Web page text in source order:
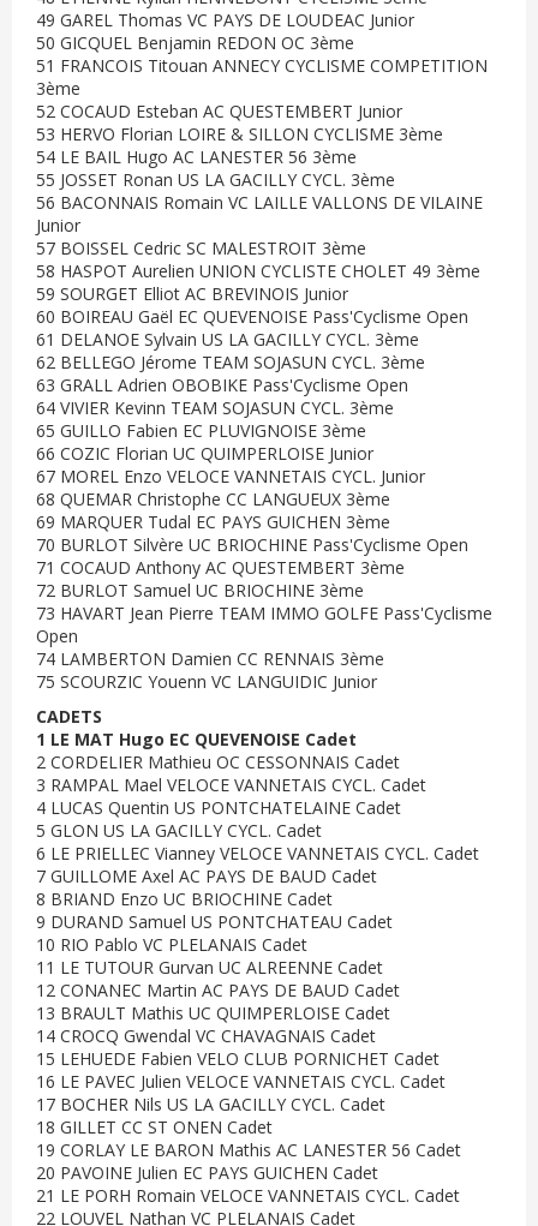
49 GAREL Thomas VC PAYS DE LOUDEAC Junior
50 GICQUEL Benjamin REDON OC 3ème
51 FRANCOIS Titouan ANNECY CYCLISME COMPETITION
3ème
52 COCAUD Esteban AC QUESTEMBERT Junior
53 HERVO Florian LOIRE & SILLON CYCLISME 3ème
54 LE BAIL Hugo AC LANESTER 56 3ème
55 JOSSET Ronan US LA GACILLY CYCL. 3ème
56 BACONNAIS Romain VC LAILLE VALLONS DE VILAINE
Junior
57 BOISSEL Cedric SC MALESTROIT 3ème
58 HASPOT Aurelien UNION CYCLISTE CHOLET 49 3ème
59 SOURGET Elliot AC BREVINOIS Junior
60 BOIREAU Gaël EC QUEVENOISE Pass'Cyclisme Open
61 DELANOE Sylvain US LA GACILLY CYCL. 3ème
62 BELLEGO Jérome TEAM SOJASUN CYCL. 3ème
63 GRALL Adrien OBOBIKE Pass'Cyclisme Open
64 VIVIER Kevinn TEAM SOJASUN CYCL. 3ème
65 GUILLO Fabien EC PLUVIGNOISE 3ème
66 COZIC Florian UC QUIMPERLOISE Junior
67 MOREL Enzo VELOCE VANNETAIS CYCL. Junior
68 QUEMAR Christophe CC LANGUEUX 3ème
69 MARQUER Tudal EC PAYS GUICHEN 3ème
70 BURLOT Silvère UC BRIOCHINE Pass'Cyclisme Open
71 COCAUD Anthony AC QUESTEMBERT 3ème
72 BURLOT Samuel UC BRIOCHINE 3ème
73 HAVART Jean Pierre TEAM IMMO GOLFE Pass'Cyclisme
Open
74 LAMBERTON Damien CC RENNAIS 3ème
75 SCOURZIC Youenn VC LANGUIDIC Junior
CADETS
1 LE MAT Hugo EC QUEVENOISE Cadet
2 CORDELIER Mathieu OC CESSONNAIS Cadet
3 RAMPAL Mael VELOCE VANNETAIS CYCL. Cadet
4 LUCAS Quentin US PONTCHATELAINE Cadet
5 GLON US LA GACILLY CYCL. Cadet
6 LE PRIELLEC Vianney VELOCE VANNETAIS CYCL. Cadet
7 GUILLOME Axel AC PAYS DE BAUD Cadet
8 BRIAND Enzo UC BRIOCHINE Cadet
9 DURAND Samuel US PONTCHATEAU Cadet
10 RIO Pablo VC PLELANAIS Cadet
11 LE TUTOUR Gurvan UC ALREENNE Cadet
12 CONANEC Martin AC PAYS DE BAUD Cadet
13 BRAULT Mathis UC QUIMPERLOISE Cadet
14 CROCQ Gwendal VC CHAVAGNAIS Cadet
15 LEHUEDE Fabien VELO CLUB PORNICHET Cadet
16 LE PAVEC Julien VELOCE VANNETAIS CYCL. Cadet
17 BOCHER Nils US LA GACILLY CYCL. Cadet
18 GILLET CC ST ONEN Cadet
19 CORLAY LE BARON Mathis AC LANESTER 56 Cadet
20 PAVOINE Julien EC PAYS GUICHEN Cadet
21 LE PORH Romain VELOCE VANNETAIS CYCL. Cadet
22 LOUVEL Nathan VC PLELANAIS Cadet